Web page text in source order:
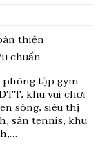
thiện
chuẩn
tập gym
khu vui chơi
sông, siêu thị
sân tennis, khu